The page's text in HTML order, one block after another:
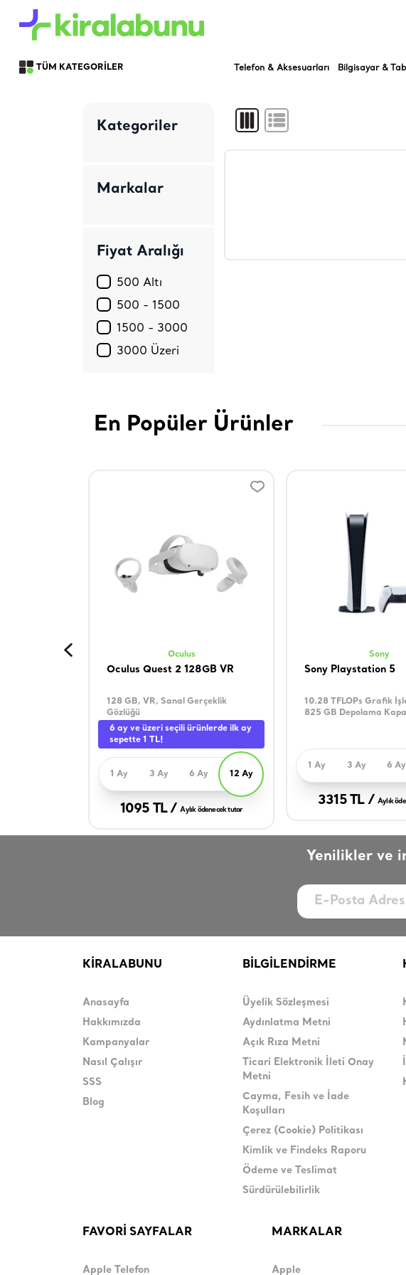
TÜM KATEGORİLER Telefon & Aksesuarları Bilgisayar &
Kategoriler
Markalar
Fiyat Aralığı
500 Altı
500 - 1500
1500 - 3000
3000 Üzeri
En Popüler Ürünler
Oculus
Oculus Quest 2 128GB VR
128 GB, VR, Sanal Gerçeklik
Gözlüğü
6 ay ve üzeri seçili ürünlerde ilk ay
sepette 1 TL!
1 Ay 3 Ay 6 Ay 12 Ay
1095 TL / Aylık ödenecek tutar
Sony
Sony Playstation 5
10.28 TFLOPs Grafik
825 GB Depolama
1 Ay 3 Ay 6 Ay
3315 TL / Aylık
Yenilikler ve
KİRALABUNU
Anasayfa
Hakkımızda
Kampanyalar
Nasıl Çalışır
SSS
Blog
BİLGİLENDİRME
Üyelik Sözleşmesi
Aydınlatma Metni
Açık Rıza Metni
Ticari Elektronik İleti Onay
Metni
Cayma, Fesih ve İade
Koşulları
Çerez (Cookie) Politikası
Kimlik ve Findeks Raporu
Ödeme ve Teslimat
Sürdürülebilirlik
FAVORİ SAYFALAR
Apple Telefon
MARKALAR
Apple